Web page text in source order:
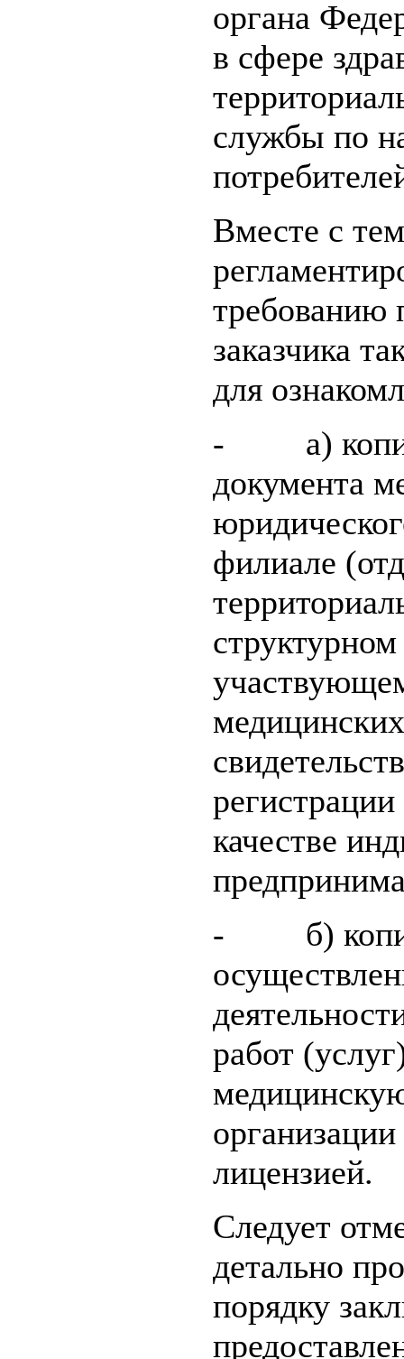
органа
в сфере
службы по
Вместе с
требованию
заказчика
для
- а) копию
документа
филиале
качестве
- б) копию
работ
лицензией.
Следует
детально
порядку